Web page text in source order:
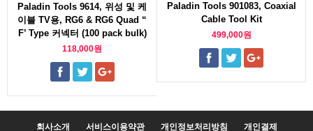
Paladin Tools 9614, 위성 및 케
이블 TV용, RG6 & RG6 Quad “
F’ Type 커넥터 (100 pack bulk)
118,000원
Paladin Tools 901083, Coaxial
Cable Tool Kit
499,000원
회사소개 서비스이용약관 개인정보처리방침 개인결제